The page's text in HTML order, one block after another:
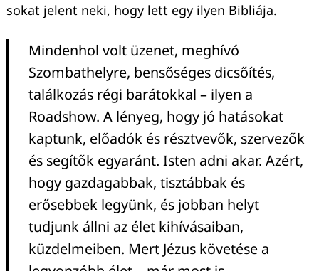
sokat jelent neki, hogy lett egy ilyen Bibliája.
Mindenhol volt üzenet, meghívó
Szombathelyre, bensőséges dicsőítés,
találkozás régi barátokkal – ilyen a
Roadshow. A lényeg, hogy jó hatásokat
kaptunk, előadók és résztvevők, szervezők
és segítők egyaránt. Isten adni akar. Azért,
hogy gazdagabbak, tisztábbak és
erősebbek legyünk, és jobban helyt
tudjunk állni az élet kihívásaiban,
küzdelmeiben. Mert Jézus követése a